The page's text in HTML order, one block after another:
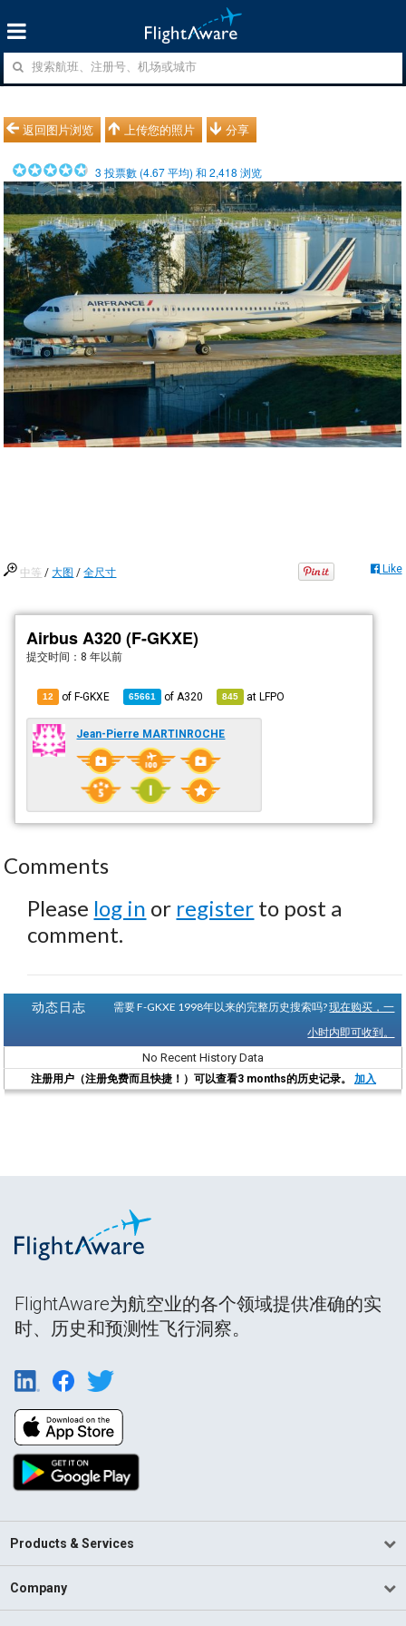
返回图片浏览 上传您的照片 分享
3 投票數 (4.67平均) 和2,418 浏览
中等 /大图 /全尺寸 Like
Airbus A320 (F-GKXE)
提交时间： 8 年以前
12 of F-GKXE 65661 of A320 845 atLFPO
Jean-Pierre MARTINROCHE
Comments
Please log in or register to post a
comment.
动态日志 需要 F-GKXE 1998年以来的完整历史搜索吗?现在购买，一
小时内即可收到。
No Recent History Data
注册用户（注册免费而且快捷！）可以查看3 months的历史记录。 加入
FlightAware为航空业的各个领域提供准确的实
时、历史和预测性飞行洞察。
Products & Services
Company